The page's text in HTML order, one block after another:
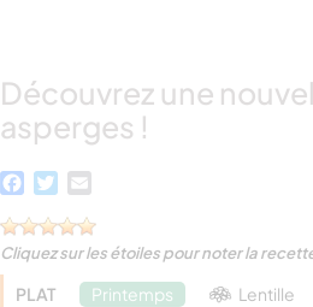
Découvrez une
asperges !
Facebook
Twitter
Cliquez sur les étoiles pour noter la
PLAT Printemps Lentille